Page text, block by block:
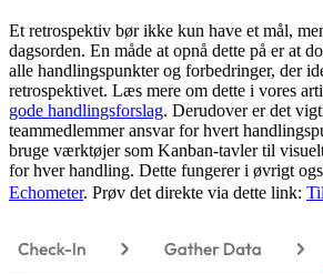
Et retrospektiv bør ikke kun have et mål,
dagsorden. En måde at opnå dette på er at
alle handlingspunkter og forbedringer, der
retrospektivet. Læs mere om dette i vores
gode handlingsforslag. Derudover er det
teammedlemmer ansvar for hvert
bruge værktøjer som Kanban-tavler til
for hver handling. Dette fungerer i øvrigt
Echometer. Prøv det direkte via dette link: